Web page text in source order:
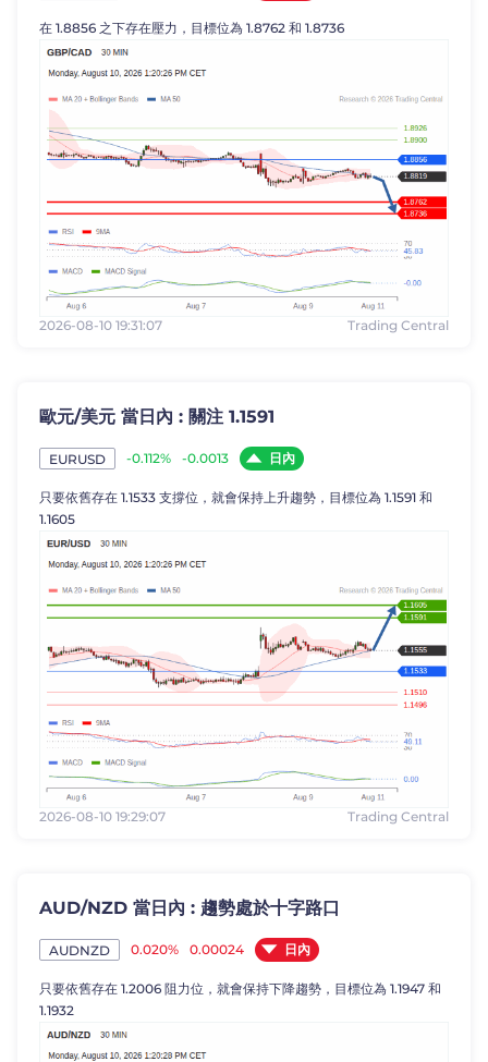
在 1.8856 之下存在壓力，目標位為 1.8762 和 1.8736
2026-08-10 19:31:07 Trading Central
歐元/美元 當日內 : 關注 1.1591
EURUSD -0.112% -0.0013 日內
只要依舊存在 1.1533 支撐位，就會保持上升趨勢，目標位為 1.1591 和
1.1605
2026-08-10 19:29:07 Trading Central
AUD/NZD 當日內 : 趨勢處於十字路口
AUDNZD 0.020% 0.00024 日內
只要依舊存在 1.2006 阻力位，就會保持下降趨勢，目標位為 1.1947 和
1.1932